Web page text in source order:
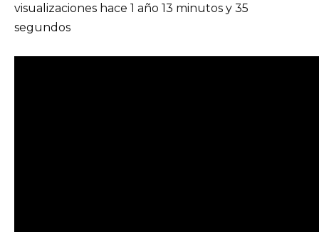
visualizaciones hace 1 año 13 minutos y 35
segundos